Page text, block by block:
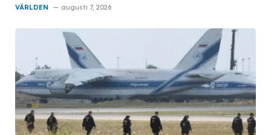
VÄRLDEN augusti 7, 2026